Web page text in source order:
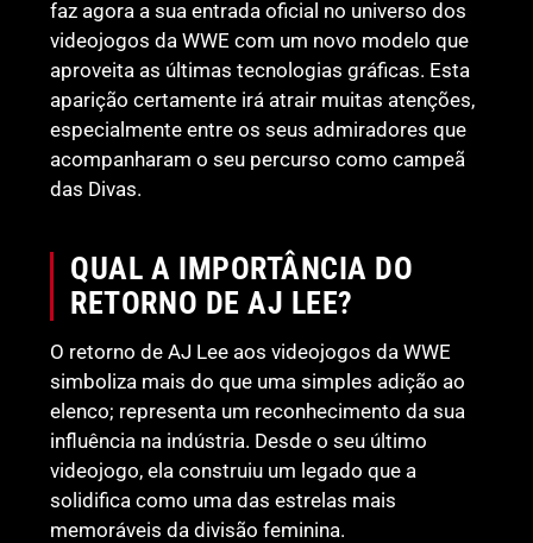
faz agora a sua entrada oficial no universo dos
videojogos da WWE com um novo modelo que
aproveita as últimas tecnologias gráficas. Esta
aparição certamente irá atrair muitas atenções,
especialmente entre os seus admiradores que
acompanharam o seu percurso como campeã
das Divas.
QUAL A IMPORTÂNCIA DO
RETORNO DE AJ LEE?
O retorno de AJ Lee aos videojogos da WWE
simboliza mais do que uma simples adição ao
elenco; representa um reconhecimento da sua
influência na indústria. Desde o seu último
videojogo, ela construiu um legado que a
solidifica como uma das estrelas mais
memoráveis da divisão feminina.